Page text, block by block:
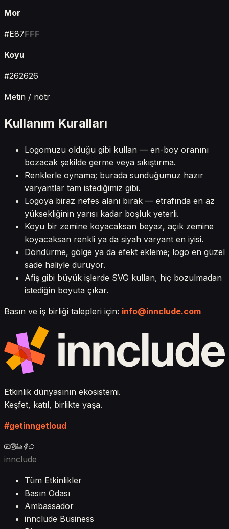
Mor
#E87FFF
Koyu
#262626
Metin / nötr
Kullanım Kuralları
Logomuzu olduğu gibi kullan — en-boy oranını
bozacak şekilde germe veya sıkıştırma.
Renklerle oynama; burada sunduğumuz hazır
varyantlar tam istediğimiz gibi.
Logoya biraz nefes alanı bırak — etrafında en az
yüksekliğinin yarısı kadar boşluk yeterli.
Koyu bir zemine koyacaksan beyaz, açık zemine
koyacaksan renkli ya da siyah varyant en iyisi.
Döndürme, gölge ya da efekt ekleme; logo en güzel
sade haliyle duruyor.
Afiş gibi büyük işlerde SVG kullan, hiç bozulmadan
istediğin boyuta çıkar.
Basın ve iş birliği talepleri için: info@innclude.com
Etkinlik dünyasının ekosistemi.
Keşfet, katıl, birlikte yaşa.
#getinngetloud
innclude
Tüm Etkinlikler
Basın Odası
Ambassador
innclude Business